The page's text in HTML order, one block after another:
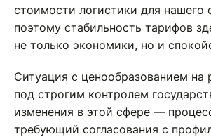
стоимости логистики для нашего
поэтому стабильность тарифов
не только экономики, но и
Ситуация с ценообразованием на
под строгим контролем
изменения в этой сфере —
требующий согласования с